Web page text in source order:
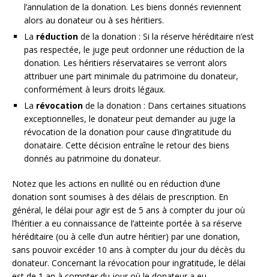
l’annulation de la donation. Les biens donnés reviennent
alors au donateur ou à ses héritiers.
La réduction de la donation : Si la réserve héréditaire n’est
pas respectée, le juge peut ordonner une réduction de la
donation. Les héritiers réservataires se verront alors
attribuer une part minimale du patrimoine du donateur,
conformément à leurs droits légaux.
La révocation de la donation : Dans certaines situations
exceptionnelles, le donateur peut demander au juge la
révocation de la donation pour cause d’ingratitude du
donataire. Cette décision entraîne le retour des biens
donnés au patrimoine du donateur.
Notez que les actions en nullité ou en réduction d’une
donation sont soumises à des délais de prescription. En
général, le délai pour agir est de 5 ans à compter du jour où
l’héritier a eu connaissance de l’atteinte portée à sa réserve
héréditaire (ou à celle d’un autre héritier) par une donation,
sans pouvoir excéder 10 ans à compter du jour du décès du
donateur. Concernant la révocation pour ingratitude, le délai